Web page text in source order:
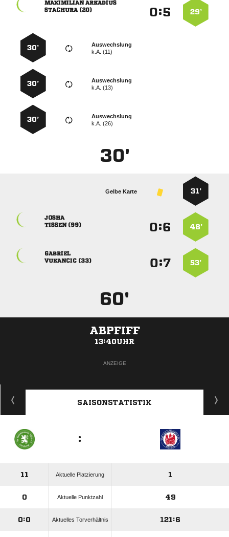
29’
:
 
 
Auswechslung
k.A. (11)
30’
Auswechslung
k.A. (13)
30’
Auswechslung
k.A. (26)
30’
30'
31’
Gelbe Karte
48’
:

 
53’
:

 
60'
ABPFIFF
13:40UHR
ANZEIGE
SAISONSTATISTIK
:
11 Aktuelle Platzierung 1
0 Aktuelle Punktzahl 49
0:0 Aktuelles Torverhältnis 121:6